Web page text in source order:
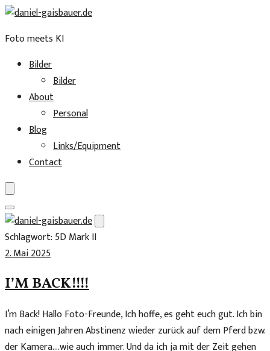
Foto meets KI
Bilder
Bilder
About
Personal
Blog
Links/Equipment
Contact
Skip
to
content
Schlagwort: 5D Mark II
2. Mai 2025
I’M BACK!!!!
I’m Back! Hallo Foto-Freunde, Ich hoffe, es geht euch gut. Ich bin
nach einigen Jahren Abstinenz wieder zurück auf dem Pferd bzw.
der Kamera….wie auch immer. Und da ich ja mit der Zeit gehen